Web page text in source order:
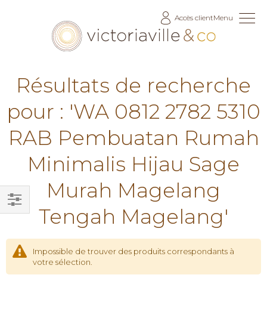
Accès clientMenu
Résultats de recherche
pour : 'WA 0812 2782 5310
RAB Pembuatan Rumah
Minimalis Hijau Sage
Murah Magelang
Tengah Magelang'
Impossible de trouver des produits correspondants à
votre sélection.
Filtrer